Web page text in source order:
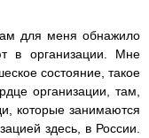
для меня обнажило
в организации. Мне
состояние, такое
организации, там,
которые занимаются
здесь, в России.